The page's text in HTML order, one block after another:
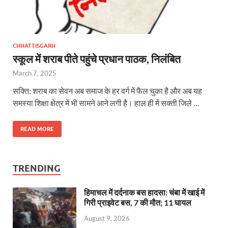
CHHATTISGARH
स्कूल में शराब पीते पहुंचे प्रधान पाठक, निलंबित
March 7, 2025
सक्ति: शराब का सेवन अब समाज के हर वर्ग में फैल चुका है और अब यह
समस्या शिक्षा क्षेत्र में भी सामने आने लगी है। हाल ही में सक्ती जिले …
READ MORE
TRENDING
हिमाचल में दर्दनाक बस हादसा: चंबा में खाई में
गिरी प्राइवेट बस, 7 की मौत; 11 घायल
August 9, 2026